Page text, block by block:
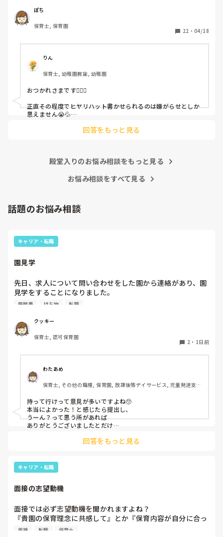
（そう言う本人は書かない）
しかも、上司に↑この内容でも
ちゃんと考えて対策を練って書き込むようにと。
呼ばれて一緒に対策を考えさせられること多数
これだけで30〜40分拘束されて辛いです
皆さんの園はどうですか?
ぽち
保育士, 保育園
22 ・ 04/18
りん
保育士, 幼稚園教諭, 幼稚園
おつかれさまです🙇🏻‍♀️
正直その程度でヒヤリハット書かせられるのは嫌がらせとしか
思えません😭💦
回答をもっと見る
殿堂入りのお悩み相談をもっと見る
お悩み相談をすべて見る
話題のお悩み相談
キャリア・転職
園見学
先日、求人について問い合わせをした園から連絡があり、園
見学をすることになりました。
私としては求人に応募したという認識ですが、『園見学をご
問しましたが、見学なので特にありませんとのこと
このような場合は本当に見学だけで終了なのでしょうか？
でしょうか？
履歴書 持ち物 転職
クッキー
保育士, 認可保育園
2 ・ 1日前
わたあめ
保育士, その他の職種, 保育園, 放課後等デイサービス, 児童発達支援
持って行けって意見が多いですよね🥺
本当によかった！と感じたら提出し、
うーん？って思う所があれば
ありがとうございましたとだけ
回答をもっと見る
キャリア・転職
面接の志望動機
面接では必ず志望動機を聞かれますよね？
『貴園の保育理念に共感して』とか『保育内容が自分に合っ
てると思いました』等々が多いかと思いますが、実際はどう
面接 転職 保育士